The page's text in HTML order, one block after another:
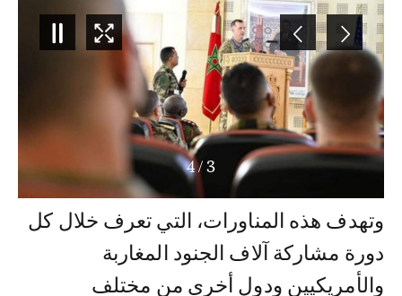
3
/
4
وتهدف هذه المناورات، التي تعرف خلال كل
دورة مشاركة آلاف الجنود المغاربة
والأمريكيين ودول أخرى من مختلف